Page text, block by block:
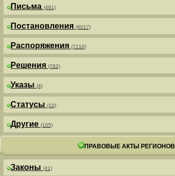
Письма (491)
Постановления (6017)
Распоряжения (7210)
Решения (782)
Указы (4)
Статусы (10)
Другие (105)
ПРАВОВЫЕ АКТЫ РЕГИОНОВ
Законы (41)